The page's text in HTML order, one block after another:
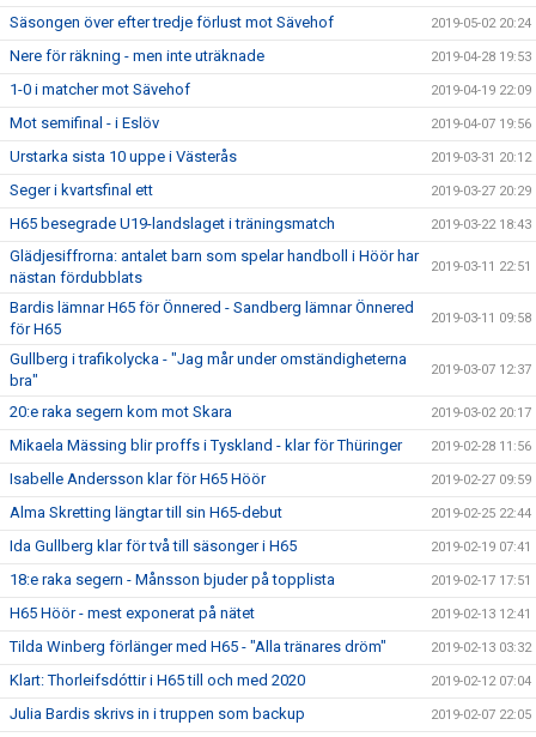
Säsongen över efter tredje förlust mot Sävehof 2019-05-02 20:24
Nere för räkning - men inte uträknade 2019-04-28 19:53
1-0 i matcher mot Sävehof 2019-04-19 22:09
Mot semifinal - i Eslöv 2019-04-07 19:56
Urstarka sista 10 uppe i Västerås 2019-03-31 20:12
Seger i kvartsfinal ett 2019-03-27 20:29
H65 besegrade U19-landslaget i träningsmatch 2019-03-22 18:43
Glädjesiffrorna: antalet barn som spelar handboll i Höör har
nästan fördubblats
2019-03-11 22:51
Bardis lämnar H65 för Önnered - Sandberg lämnar Önnered
för H65
2019-03-11 09:58
Gullberg i trafikolycka - "Jag mår under omständigheterna
bra"
2019-03-07 12:37
20:e raka segern kom mot Skara 2019-03-02 20:17
Mikaela Mässing blir proffs i Tyskland - klar för Thüringer 2019-02-28 11:56
Isabelle Andersson klar för H65 Höör 2019-02-27 09:59
Alma Skretting längtar till sin H65-debut 2019-02-25 22:44
Ida Gullberg klar för två till säsonger i H65 2019-02-19 07:41
18:e raka segern - Månsson bjuder på topplista 2019-02-17 17:51
H65 Höör - mest exponerat på nätet 2019-02-13 12:41
Tilda Winberg förlänger med H65 - "Alla tränares dröm" 2019-02-13 03:32
Klart: Thorleifsdóttir i H65 till och med 2020 2019-02-12 07:04
Julia Bardis skrivs in i truppen som backup 2019-02-07 22:05